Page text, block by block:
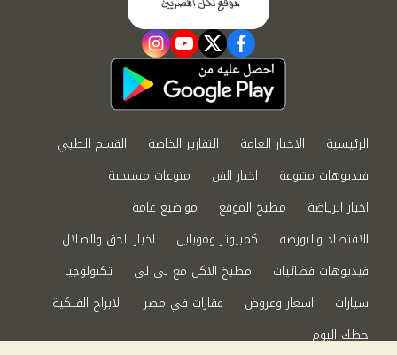
facebook
twitter
youtube
instagram
الرئيسية الاخبار العامة التقارير الخاصة
القسم الطبي
فيديوهات متنوعة
اخبار الفن
منوعات مسيحية
اخبار الرياضة
مطبخ الموقع
مواضيع عامة
الاقتصاد والبورصة
كمبيوتر وموبايل
اخبار الحق والضلال
فيديوهات فضائيات
مطبخ الاكل مع لى لى
تكنولوجيا
سيارات
اسعار وعروض عقارات في مصر
الابراج الفلكية
حظك اليوم